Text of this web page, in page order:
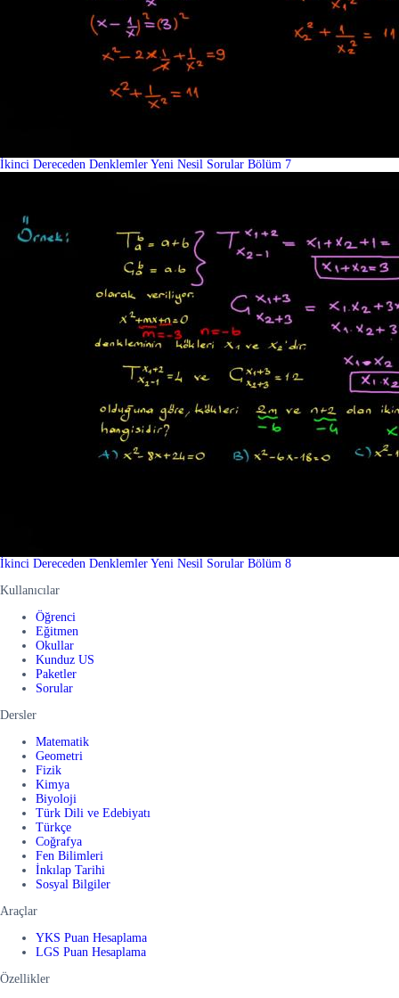
İkinci Dereceden Denklemler Yeni Nesil Sorular Bölüm 7
İkinci Dereceden Denklemler Yeni Nesil Sorular Bölüm 8
Kullanıcılar
Öğrenci
Eğitmen
Okullar
Kunduz US
Paketler
Sorular
Dersler
Matematik
Geometri
Fizik
Kimya
Biyoloji
Türk Dili ve Edebiyatı
Türkçe
Coğrafya
Fen Bilimleri
İnkılap Tarihi
Sosyal Bilgiler
Araçlar
YKS Puan Hesaplama
LGS Puan Hesaplama
Özellikler